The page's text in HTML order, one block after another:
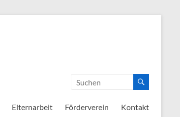
Elternarbeit Förderverein Kontakt